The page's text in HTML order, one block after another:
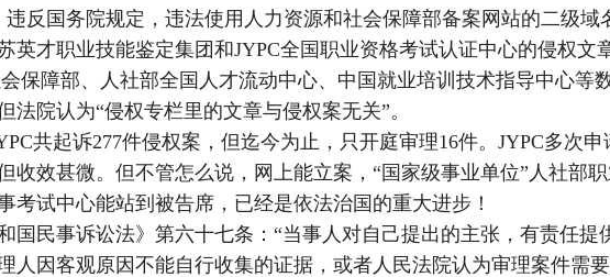
违反国务院规定，违法使用人力资源和社会保障部备案网站的二级域
英才职业技能鉴定集团和JYPC全国职业资格考试认证中心的侵权文
保障部、人社部全国人才流动中心、中国就业培训技术指导中心等
法院认为“侵权专栏里的文章与侵权案无关”。
共起诉277件侵权案，但迄今为止，只开庭审理16件。JYPC多次申
收效甚微。但不管怎么说，网上能立案，“国家级事业单位”人社部
考试中心能站到被告席，已经是依法治国的重大进步！
国民事诉讼法》第六十七条：“当事人对自己提出的主张，有责任提
人因客观原因不能自行收集的证据，或者人民法院认为审理案件需